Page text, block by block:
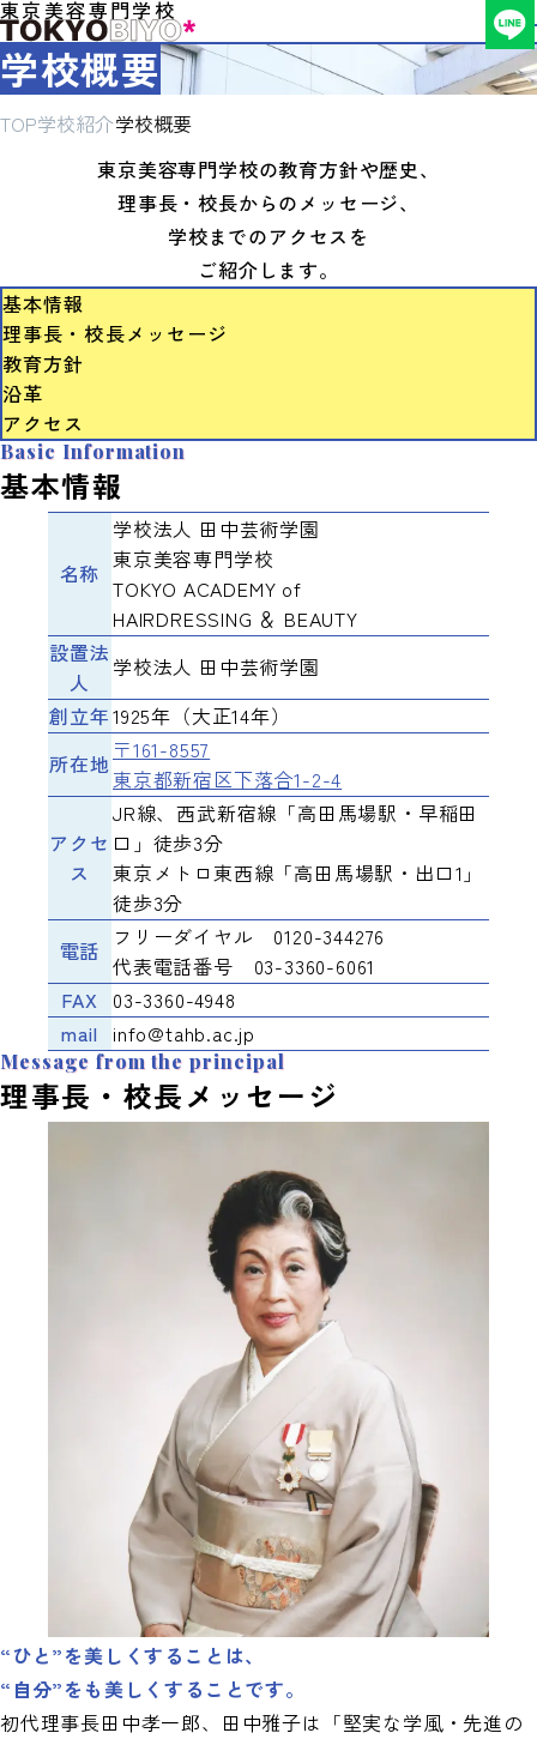
東京美容専門学校
学校概要
TOP学校紹介学校概要
東京美容専門学校の教育方針や歴史、
理事長・校長からのメッセージ、
学校までのアクセスを
ご紹介します。
基本情報
理事長・校長メッセージ
教育方針
沿革
アクセス
Basic Information
基本情報
名称
学校法人 田中芸術学園
東京美容専門学校
TOKYO ACADEMY of
HAIRDRESSING ＆ BEAUTY
設置法
人
学校法人 田中芸術学園
創立年1925年（大正14年）
所在地 〒161-8557
東京都新宿区下落合1-2-4
アクセ
ス
JR線、西武新宿線「高田馬場駅・早稲田
口」徒歩3分
東京メトロ東西線「高田馬場駅・出口1」
徒歩3分
電話
フリーダイヤル 0120-344276
代表電話番号 03-3360-6061
FAX 03-3360-4948
mail
info@tahb.ac.jp
Message from the principal
理事長・校長メッセージ
“ひと”を美しくすることは、
“自分”をも美しくすることです。
初代理事長田中孝一郎、田中雅子は「堅実な学風・先進の